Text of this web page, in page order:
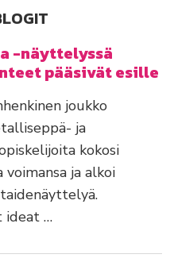
-näyttelyssä
pääsivät esille
joukko
ja
kokosi
voimansa ja alkoi
ideat …